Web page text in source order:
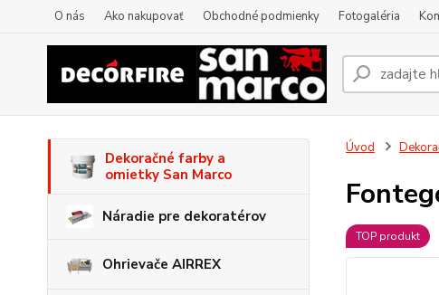
O nás Ako nakupovať Obchodné podmienky Fotogaléria
Dekoračné farby a
omietky San Marco
Náradie pre dekoratérov
Ohrievače AIRREX
Úvod
TOP produkt